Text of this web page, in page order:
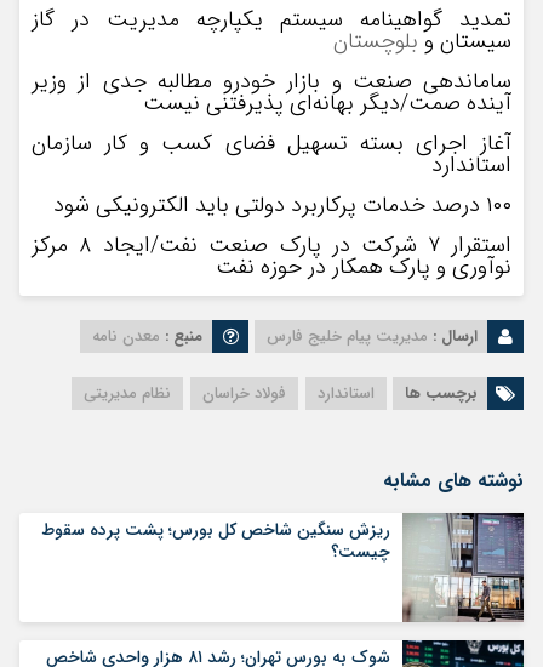
تمدید گواهینامه سیستم یکپارچه مدیریت در گاز
سیستان وبلوچستان
ساماندهی صنعت و بازار خودرو مطالبه جدی از وزیر
آینده صمت/دیگر بهانه‌ای پذیرفتنی نیست
آغاز اجرای بسته تسهیل فضای کسب و کار سازمان
استاندارد
۱۰۰ درصد خدمات پرکاربرد دولتی باید الکترونیکی شود
استقرار ۷ شرکت در پارک صنعت‌ نفت/ایجاد ۸ مرکز
نوآوری و پارک همکار در حوزه نفت
ارسال : مدیریت پیام خلیج فارس منبع : معدن نامه
برچسب ها استاندارد فولاد خراسان نظام مدیریتی
نوشته های مشابه
ریزش سنگین شاخص کل بورس؛ پشت پرده سقوط
چیست؟
شوک به بورس تهران؛ رشد ۸۱ هزار واحدی شاخص